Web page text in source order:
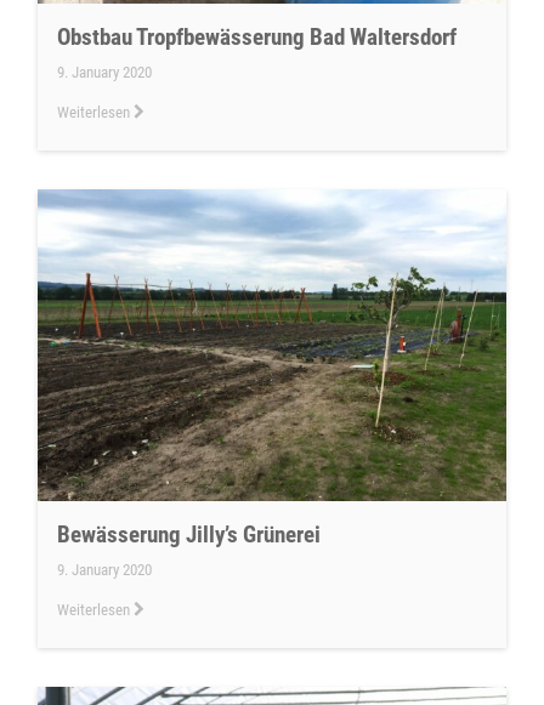
Obstbau Tropfbewässerung Bad Waltersdorf
9. January 2020
Weiterlesen
Bewässerung Jilly’s Grünerei
9. January 2020
Weiterlesen